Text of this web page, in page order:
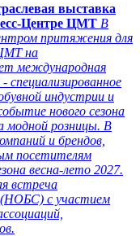
выставка
ЦМТ В
притяжения для
на
международная
специализированное
индустрии и
нового сезона
модной розницы. В
и брендов,
посетителям
весна-лето 2027.
встреча
(НОБС) с участием